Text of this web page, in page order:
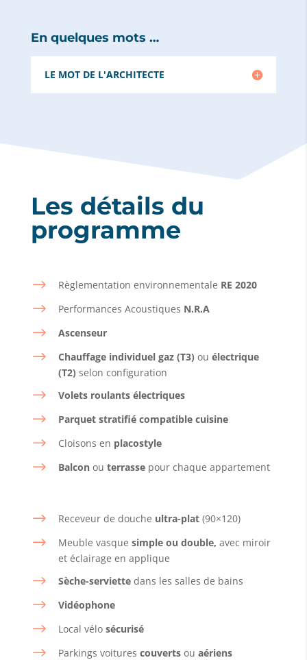
En quelques mots …
LE MOT DE L'ARCHITECTE
Les détails du
programme
$ Règlementation environnementale RE 2020
$ Performances Acoustiques N.R.A
$ Ascenseur
$ Chauffage individuel gaz (T3) ou électrique
(T2) selon configuration
$ Volets roulants électriques
$ Parquet stratifié compatible cuisine
$ Cloisons en placostyle
$ Balconou terrassepour chaque appartement
$ Receveur de douche ultra-plat(90×120)
$ Meuble vasque simple ou double, avec miroir
et éclairage en applique
$ Sèche-serviettedans les salles de bains
$ Vidéophone
$ Local vélo sécurisé
$ Parkings voitures couvertsou aériens